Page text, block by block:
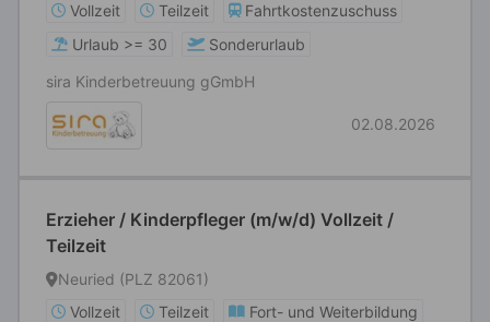
Vollzeit
Teilzeit
Fahrtkostenzuschuss
Urlaub >= 30
Sonderurlaub
sira Kinderbetreuung gGmbH
02.08.2026
Erzieher / Kinderpfleger (m/w/d) Vollzeit /
Teilzeit
Neuried (PLZ 82061)
Vollzeit
Teilzeit
Fort- und Weiterbildung